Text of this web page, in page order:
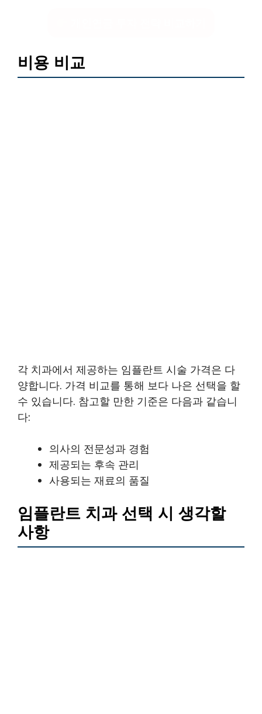
비용 비교
각 치과에서 제공하는 임플란트 시술 가격은 다
양합니다. 가격 비교를 통해 보다 나은 선택을 할
수 있습니다. 참고할 만한 기준은 다음과 같습니
다:
의사의 전문성과 경험
제공되는 후속 관리
사용되는 재료의 품질
임플란트 치과 선택 시 생각할
사항